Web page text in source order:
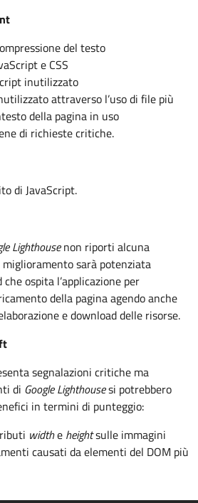
del testo
e CSS
inutilizzato
attraverso l’uso di file più
della pagina in uso
di richieste critiche.
di JavaScript.
Lighthousenon riporti alcuna
sarà potenziata
ospita l’applicazione per
della pagina agendo anche
e download delle risorse.
segnalazioni critiche ma
di Google Lighthousesi potrebbero
in termini di punteggio:
widthe heightsulle immagini
causati da elementi del DOM più